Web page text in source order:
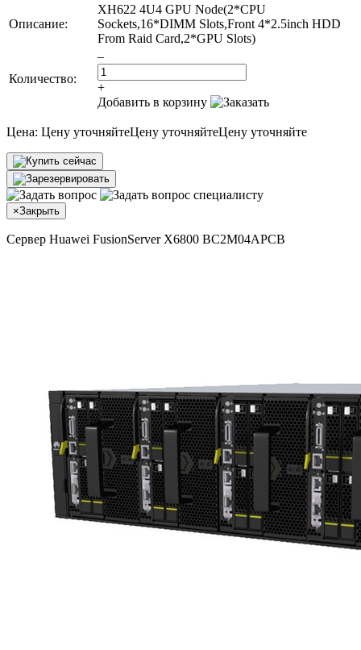
Описание:
XH622 4U4 GPU Node(2*CPU
Sockets,16*DIMM Slots,Front 4*2.5inch HDD
From Raid Card,2*GPU Slots)
Количество:
–
+
Добавить в корзину
Цена: Цену уточняйтеЦену уточняйтеЦену уточняйте
×Закрыть
Сервер Huawei FusionServer X6800 BC2M04APCB